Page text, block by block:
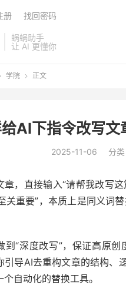
蜗蜗助手
让 AI 更懂你
册 找回密码
学院  正文
AI下指令改写文
2025-11-06 分类
章，直接输入“请帮我改写
关重要”，本质上是同义词
到“深度改写”，保证高原创
引导AI去重构文章的结构、
自动化的替换工具。